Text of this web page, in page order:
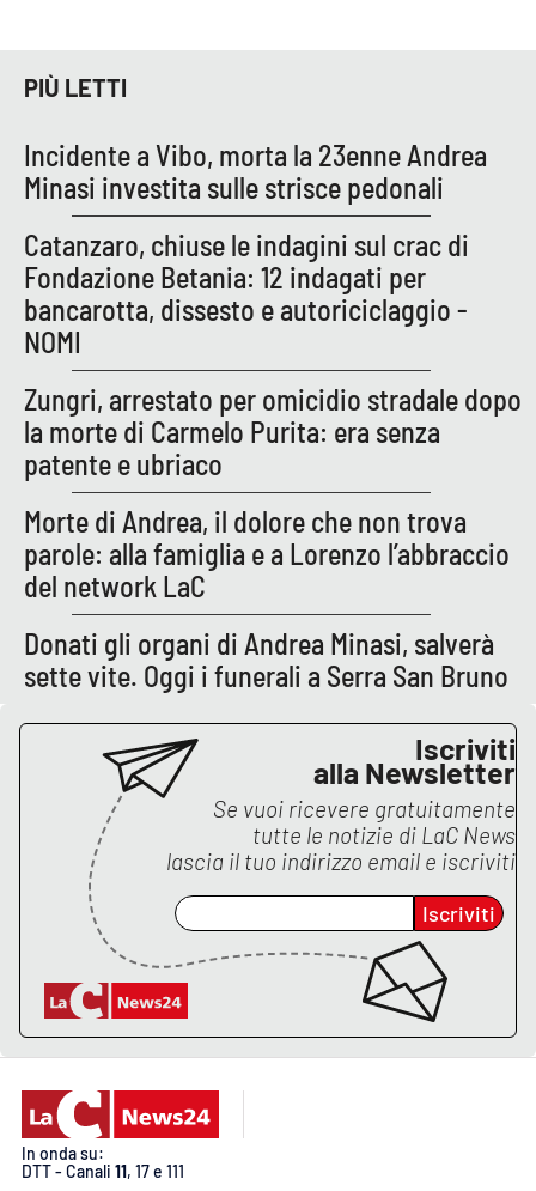
LaC OnAir
EDIZIONI
LOCALI
Catanzaro
Crotone
Vibo Valentia
Reggio Calabria
Cosenza
Lamezia Terme
PROGETTI
SPECIALI
Buona Sanità Calabria
CALABRIAVISIONE
Destinazioni
Eventi
LAC
NETWORK
Lacplay.it
PIÙ LETTI
Incidente a Vibo, morta la 23enne Andrea
Minasi investita sulle strisce pedonali
Catanzaro, chiuse le indagini sul crac di
Fondazione Betania: 12 indagati per
bancarotta, dissesto e autoriciclaggio -
NOMI
Zungri, arrestato per omicidio stradale dopo
la morte di Carmelo Purita: era senza
patente e ubriaco
Morte di Andrea, il dolore che non trova
parole: alla famiglia e a Lorenzo l’abbraccio
del network LaC
Donati gli organi di Andrea Minasi, salverà
sette vite. Oggi i funerali a Serra San Bruno
Iscriviti
alla Newsletter
Se vuoi ricevere gratuitamente
tutte le notizie di LaC News
lascia il tuo indirizzo email e iscriviti
Iscriviti
In onda su:
DTT - Canali 11, 17 e 111